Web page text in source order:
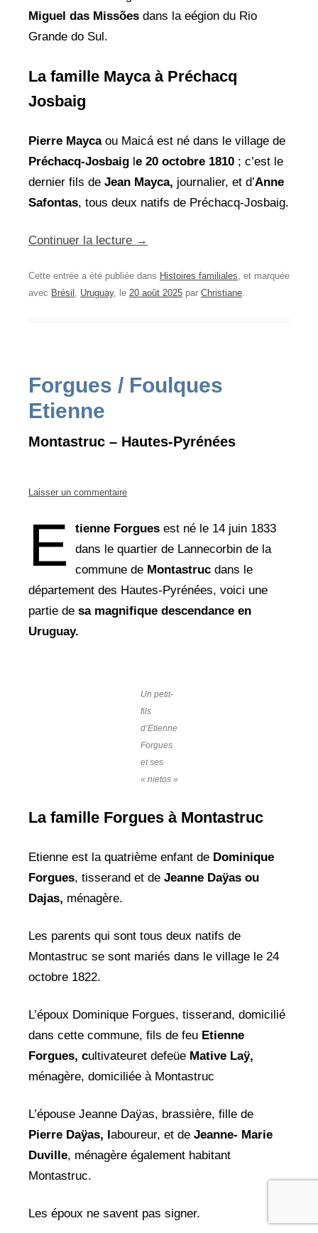
Miguel das Missões dans la eégion du Rio
Grande do Sul.
La famille Mayca à Préchacq
Josbaig
Pierre Mayca ou Maicá est né dans le village de
Préchacq-Josbaig le 20 octobre 1810 ; c’est le
dernier fils de Jean Mayca, journalier, et d’Anne
Safontas, tous deux natifs de Préchacq-Josbaig.
Continuer la lecture →
Cette entrée a été publiée dans Histoires familiales, et marquée
avec Brésil , Uruguay, le 20 août 2025 par Christiane.
Forgues / Foulques
Etienne
Montastruc – Hautes-Pyrénées
Laisser un commentaire
E tienne Forguesest né le 14 juin 1833
dans le quartier de Lannecorbin de la
commune deMontastrucdans le
département des Hautes-Pyrénées, voici une
partie de sa magnifique descendance en
Uruguay.
Un petit-
fils
d’Etienne
Forgues
et ses
« nietos »
La famille Forgues à Montastruc
Etienne est la quatrième enfant de Dominique
Forgues, tisserand et de Jeanne Daÿas ou
Dajas, ménagère.
Les parents qui sont tous deux natifs de
Montastruc se sont mariés dans le village le 24
octobre 1822.
L’époux Dominique Forgues, tisserand, domicilié
dans cette commune, fils de feu Etienne
Forgues, cultivateuret defeüe Mative Laÿ,
ménagère, domiciliée à Montastruc
L’épouse Jeanne Daÿas, brassière, fille de
Pierre Daÿas, laboureur, et de Jeanne- Marie
Duville, ménagère également habitant
Montastruc.
Les époux ne savent pas signer.